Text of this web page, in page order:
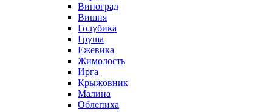
Виноград
Вишня
Голубика
Груша
Ежевика
Жимолость
Ирга
Крыжовник
Малина
Облепиха